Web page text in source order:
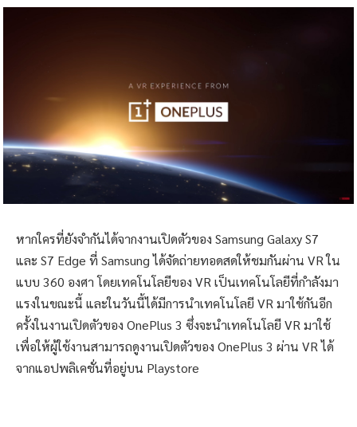
หากใครที่ยังจำกันได้จากงานเปิดตัวของ Samsung Galaxy S7
และ S7 Edge ที่ Samsung ได้จัดถ่ายทอดสดให้ชมกันผ่าน VR ใน
แบบ 360 องศา โดยเทคโนโลยีของ VR เป็นเทคโนโลยีที่กำลังมา
แรงในขณะนี้ และในวันนี้ได้มีการนำเทคโนโลยี VR มาใช้กันอีก
ครั้งในงานเปิดตัวของ OnePlus 3 ซึ่งจะนำเทคโนโลยี VR มาใช้
เพื่อให้ผู้ใช้งานสามารถดูงานเปิดตัวของ OnePlus 3 ผ่าน VR ได้
จากแอปพลิเคชั่นที่อยู่บน Playstore